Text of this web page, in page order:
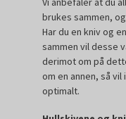
brukes sammen,
Har du en kniv og
sammen vil desse
derimot om på
om en annen, så
optimalt.